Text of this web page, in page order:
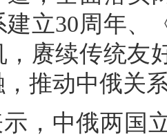
立30周年、
，赓续传统友
推动中俄关
，中俄两国